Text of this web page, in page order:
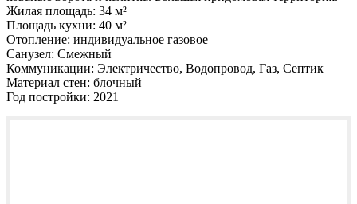
Жилая площадь: 34 м²
Площадь кухни: 40 м²
Отопление: индивидуальное газовое
Санузел: Смежный
Коммуникации: Электричество, Водопровод, Газ, Септик
Материал стен: блочный
Год постройки: 2021